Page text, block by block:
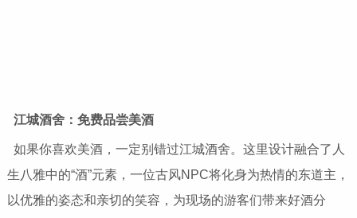
江城酒舍： 免费品尝美酒
如果你喜欢美酒，一定别错过江城酒舍。这里设计融合了人
生八雅中的“酒”元素，一位古风NPC将化身为热情的东道主，
以优雅的姿态和亲切的笑容，为现场的游客们带来好酒分